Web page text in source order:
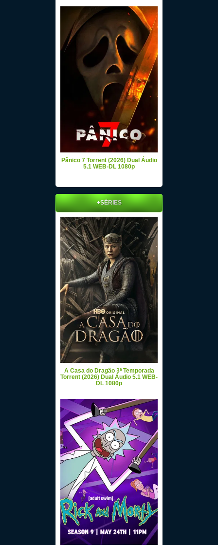
Pânico 7 Torrent (2026) Dual Áudio
5.1 WEB-DL 1080p
+SÉRIES
A Casa do Dragão 3ª Temporada
Torrent (2026) Dual Áudio 5.1 WEB-
DL 1080p